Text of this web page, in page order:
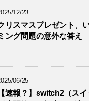
12/23
リスマスプレゼント、
ング問題の意外な答え
06/25
【速報？】switch2（ス